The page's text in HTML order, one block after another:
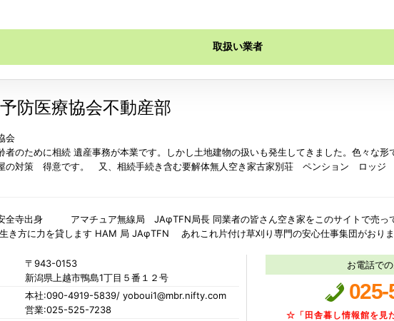
取扱い業者
防医療協会不動産部
会
者のために相続 遺産事務が本業です。しかし土地建物の扱いも発生してきました。色々な形
の対策 得意です。 又、相続手続き含む要解体無人空き家古家別荘 ペンション ロッ
全寺出身 アマチュア無線局 JAφTFN局長 同業者の皆さん空き家をこのサイトで売っ
き方に力を貸します HAM 局 JAφTFN あれこれ片付け草刈り専門の安心仕事集団がおり
〒943-0153
新潟県上越市鴨島1丁目５番１２号
本社:090-4919-5839/ yoboui1@mbr.nifty.com
営業:025-525-7238
お電話で
025-
☆「田舎暮し情報館を見